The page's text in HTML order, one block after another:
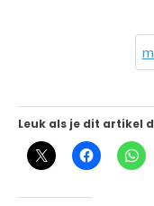
Leuk als je dit artikel